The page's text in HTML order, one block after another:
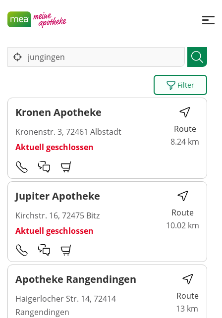
Filter
Kronen Apotheke
Kronenstr. 3, 72461 Albstadt
Aktuell geschlossen
Route
8.24 km
Jupiter Apotheke
Kirchstr. 16, 72475 Bitz
Aktuell geschlossen
Route
10.02 km
Apotheke Rangendingen
Haigerlocher Str. 14, 72414
Rangendingen
Route
13 km